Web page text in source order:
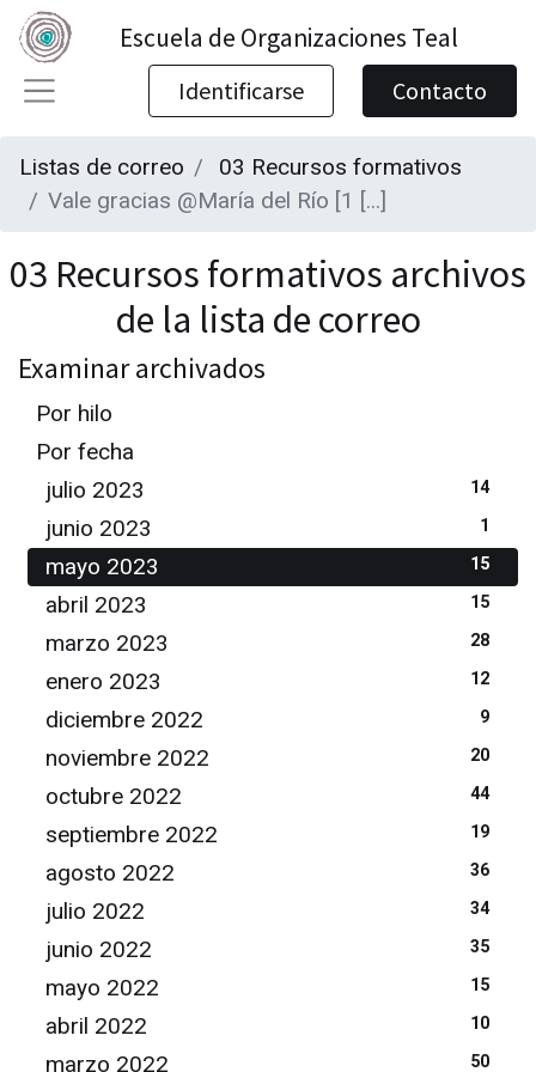
Escuela de Organizaciones Teal
Identificarse Contacto
Listas de correo
03 Recursos formativos
Vale gracias @María del Río [1 [...]
03 Recursos formativos archivos
de la lista de correo
Examinar archivados
Por hilo
Por fecha
julio 2023
14
junio 2023 1
mayo 2023 15
abril 2023 15
marzo 2023 28
enero 2023 12
diciembre 2022 9
noviembre 2022 20
octubre 2022 44
septiembre 2022 19
agosto 2022 36
julio 2022 34
junio 2022 35
mayo 2022 15
abril 2022 10
marzo 2022 50